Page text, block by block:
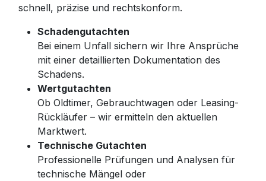
schnell, präzise und rechtskonform.
Schadengutachten
Bei einem Unfall sichern wir Ihre Ansprüche
mit einer detaillierten Dokumentation des
Schadens.
Wertgutachten
Ob Oldtimer, Gebrauchtwagen oder Leasing-
Rückläufer – wir ermitteln den aktuellen
Marktwert.
Technische Gutachten
Professionelle Prüfungen und Analysen für
technische Mängel oder